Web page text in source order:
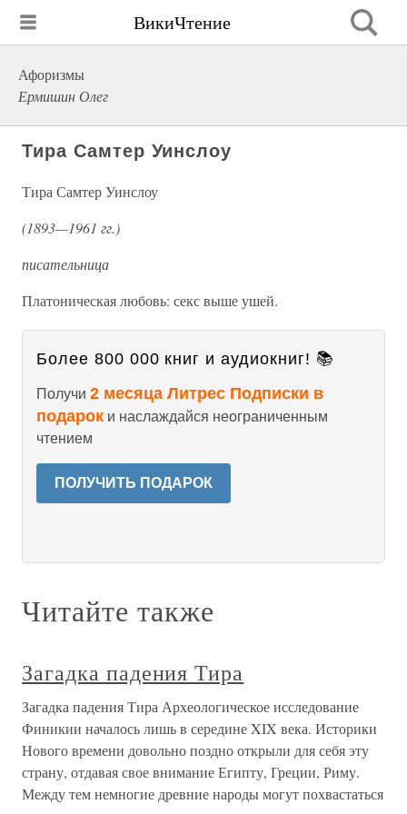
ВикиЧтение
Афоризмы
Ермишин Олег
Тира Самтер Уинслоу
Тира Самтер Уинслоу
(1893—1961 гг.)
писательница
Платоническая любовь: секс выше ушей.
Более 800 000 книг и аудиокниг! 📚
Получи 2 месяца Литрес Подписки в
подарок и наслаждайся неограниченным
чтением
ПОЛУЧИТЬ ПОДАРОК
Читайте также
Загадка падения Тира
Загадка падения Тира Археологическое исследование
Финикии началось лишь в середине XIX века. Историки
Нового времени довольно поздно открыли для себя эту
страну, отдавая свое внимание Египту, Греции, Риму.
Между тем немногие древние народы могут похвастаться